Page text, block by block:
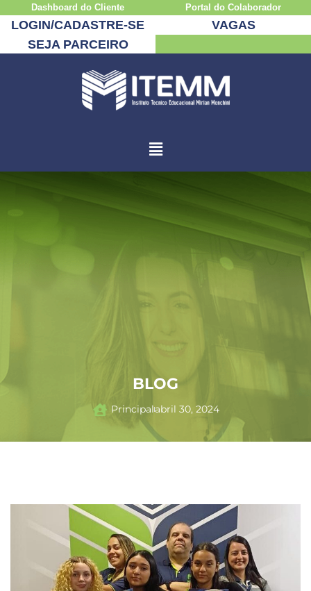
Dashboard do Cliente Portal do Colaborador
LOGIN/CADASTRE-SE
VAGAS
SEJA PARCEIRO
BLOG
Principalabril 30, 2024